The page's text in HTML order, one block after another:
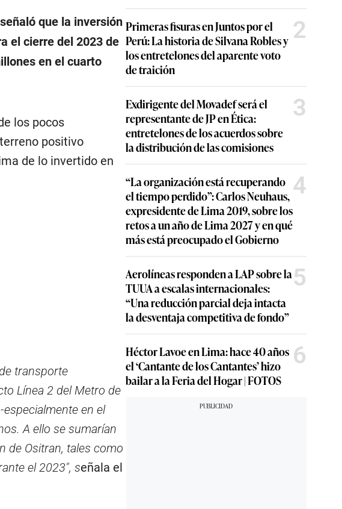
que la inversión
el cierre del 2023 de
en el cuarto
los pocos
positivo
de lo invertido en
transporte
Línea 2 del Metro de
en el
A ello se sumarían
de Ositran, tales como
el 2023″, señala el
Primeras fisuras en Juntos por el
Perú: La historia de Silvana Robles y
los entretelones del aparente voto
de traición
2
Exdirigente del Movadef será el
representante de JP en Ética:
entretelones de los acuerdos sobre
la distribución de las comisiones
3
“La organización está recuperando
el tiempo perdido”: Carlos Neuhaus,
expresidente de Lima 2019, sobre los
retos a un año de Lima 2027 y en qué
más está preocupado el Gobierno
4
Aerolíneas responden a LAP sobre la
TUUA a escalas internacionales:
“Una reducción parcial deja intacta
la desventaja competitiva de fondo”
5
Héctor Lavoe en Lima: hace 40 años
el ‘Cantante de los Cantantes’ hizo
bailar a la Feria del Hogar | FOTOS
6